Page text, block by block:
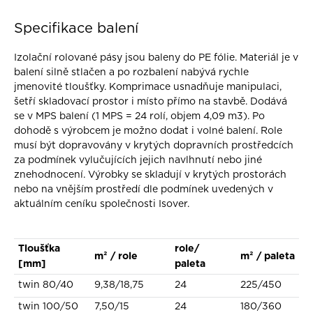
Specifikace balení
Izolační rolované pásy jsou baleny do PE fólie. Materiál je v
balení silně stlačen a po rozbalení nabývá rychle
jmenovité tloušťky. Komprimace usnadňuje manipulaci,
šetří skladovací prostor i místo přímo na stavbě. Dodává
se v MPS balení (1 MPS = 24 rolí, objem 4,09 m3). Po
dohodě s výrobcem je možno dodat i volné balení. Role
musí být dopravovány v krytých dopravních prostředcích
za podmínek vylučujících jejich navlhnutí nebo jiné
znehodnocení. Výrobky se skladují v krytých prostorách
nebo na vnějším prostředí dle podmínek uvedených v
aktuálním ceníku společnosti Isover.
Tloušťka
[mm]
m² / role
role/
paleta
m² / paleta
twin 80/40 9,38/18,75 24 225/450
twin 100/50 7,50/15 24
180/360